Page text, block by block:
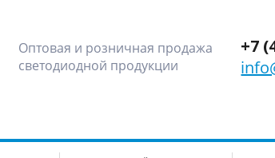
Оптовая и розничная продажа
светодиодной продукции
+7